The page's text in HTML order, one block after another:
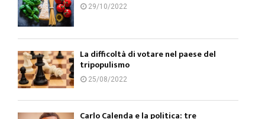
29/10/2022
La difficoltà di votare nel paese del
tripopulismo
25/08/2022
Carlo Calenda e la politica: tre